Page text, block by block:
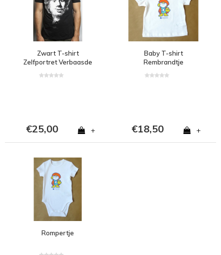
Zwart T-shirt
Zelfportret Verbaasde
€25,00 +
Baby T-shirt
Rembrandtje
€18,50 +
Rompertje